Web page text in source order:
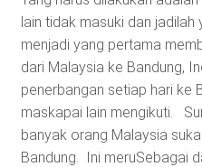
lain tidak masuki dan
menjadi yang pertama
dari Malaysia ke Bandung,
penerbangan setiap hari ke
maskapai lain mengikuti.
banyak orang Malaysia
Bandung. Ini meruSebagai